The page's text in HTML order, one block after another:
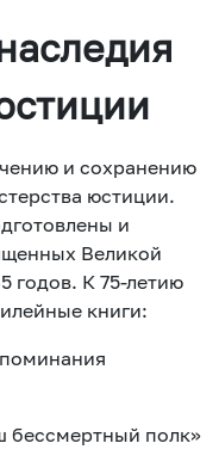
и сохранению
юстиции.
и
Великой
годов. К 75-летию
книги:
бессмертный полк»